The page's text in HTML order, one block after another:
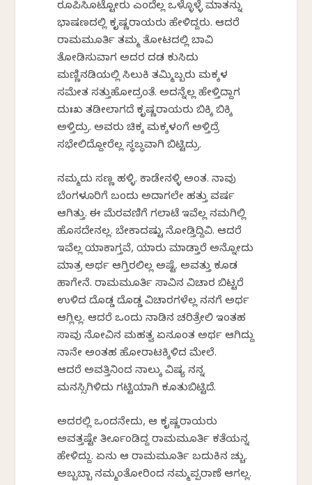
ರೂಪಿಸಿಕೊಟ್ಟೋರು ಎಂದೆಲ್ಲ ಒಳ್ಳೊಳ್ಳೆ ಮಾತನ್ನು
ಭಾಷಣದಲ್ಲಿ ಕೃಷ್ಣರಾಯರು ಹೇಳಿದ್ದರು. ಆದರೆ
ರಾಮಮೂರ್ತಿ ತಮ್ಮ ತೋಟದಲ್ಲಿ ಬಾವಿ
ತೋಡಿಸುವಾಗ ಅದರ ದಡ ಕುಸಿದು
ಮಣ್ಣಿನಡಿಯಲ್ಲಿ ಸಿಲುಕಿ ತಮ್ಮಿಬ್ಬರು ಮಕ್ಕಳ
ಸಮೇತ ಸತ್ತುಹೋದ್ರಂತೆ. ಅದನ್ನೆಲ್ಲ ಹೇಳ್ತಿದ್ದಾಗ
ದುಃಖ ತಡೀಲಾಗದೆ ಕೃಷ್ಣರಾಯರು ಬಿಕ್ಕಿ ಬಿಕ್ಕಿ
ಅಳ್ತಿದ್ರು. ಅವರು ಚಿಕ್ಕ ಮಕ್ಕಳಂಗೆ ಅಳ್ತಿದ್ರೆ
ಸಭೇಲಿದ್ದೋರೆಲ್ಲ ಸ್ಥಬ್ಧವಾಗಿ ಬಿಟ್ಟಿದ್ರು.
ನಮ್ಮದು ಸಣ್ಣ ಹಳ್ಳಿ. ಕಾಡೇನಳ್ಳಿ ಅಂತ. ನಾವು
ಬೆಂಗಳೂರಿಗೆ ಬಂದು ಅದಾಗಲೇ ಹತ್ತು ವರ್ಷ
ಆಗಿತ್ತು. ಈ ಮೆರವಣಿಗೆ ಗಲಾಟೆ ಇವೆಲ್ಲ ನಮಗಿಲ್ಲಿ
ಹೊಸದೇನಲ್ಲ. ಬೇಕಾದಷ್ಟು ನೋಡ್ತಿದ್ದಿವಿ. ಆದರೆ
ಇವೆಲ್ಲ ಯಾಕಾಗ್ತವೆ, ಯಾರು ಮಾಡ್ತಾರೆ ಅನ್ನೋದು
ಮಾತ್ರ ಅರ್ಥ ಆಗ್ತಿರಲಿಲ್ಲ ಅಷ್ಟೆ. ಅವತ್ತು ಕೂಡ
ಹಾಗೇನೆ. ರಾಮಮೂರ್ತಿ ಸಾವಿನ ವಿಚಾರ ಬಿಟ್ಟರೆ
ಉಳಿದ ದೊಡ್ಡ ದೊಡ್ಡ ವಿಚಾರಗಳೆಲ್ಲ ನನಗೆ ಅರ್ಥ
ಆಗ್ಲಿಲ್ಲ. ಆದರೆ ಒಂದು ನಾಡಿನ ಚರಿತ್ರೇಲಿ ಇಂತಹ
ಸಾವು ನೋವಿನ ಮಹತ್ವ ಏನೂಂತ ಅರ್ಥ ಆಗಿದ್ದು
ನಾನೇ ಅಂತಹ ಹೋರಾಟಕ್ಕಿಳಿದ ಮೇಲೆ.
ಆದರೆ ಅವತ್ತಿನಿಂದ ನಾಲ್ಕು ವಿಷ್ಯ ನನ್ನ
ಮನಸ್ಸಿಗಿಳಿದು ಗಟ್ಟಿಯಾಗಿ ಕೂತುಬಿಟ್ಟಿದೆ.
ಅದರಲ್ಲಿ ಒಂದನೇದು, ಆ ಕೃಷ್ಣರಾಯರು
ಅವತ್ತಷ್ಟೇ ತೀರ್ಕೊಂಡಿದ್ದ ರಾಮಮೂರ್ತಿ ಕತೆಯನ್ನ
ಹೇಳಿದ್ದು. ಏನು ಆ ರಾಮಮೂರ್ತಿ ಬದುಕಿನ ಕೆಚ್ಚು.
ಅಬ್ಬಬ್ಬಾ ನಮ್ಮಂತೋರಿಂದ ನಮ್ಮಪ್ಪರಾಣೆ ಆಗಲ್ಲ.